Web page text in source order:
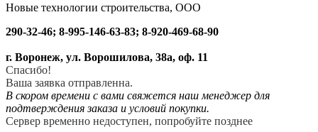
Новые технологии строительства, ООО
290-32-46; 8-995-146-63-83; 8-920-469-68-90
г. Воронеж, ул. Ворошилова, 38а, оф. 11
Спасибо!
Ваша заявка отправленна.
В скором времени с вами свяжется наш менеджер для
подтверждения заказа и условий покупки.
Сервер временно недоступен, попробуйте позднее